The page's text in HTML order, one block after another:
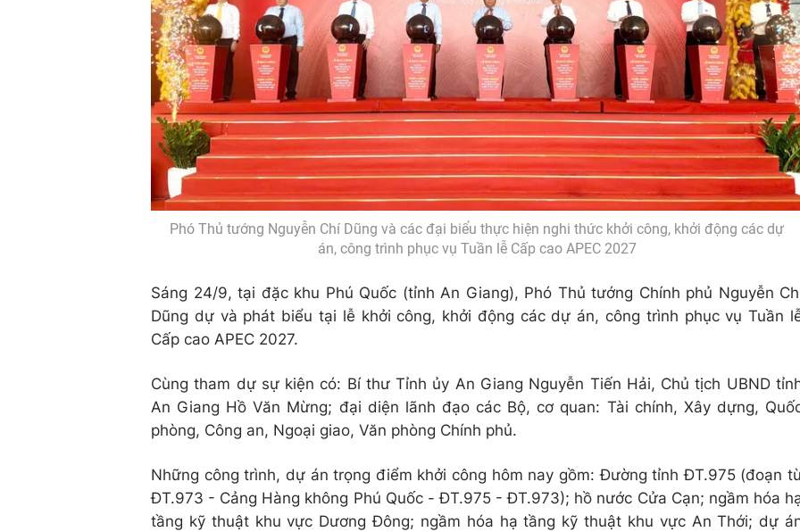
Phó Thủ tướng Nguyễn Chí Dũng và các đại biểu thực hiện nghi thức khởi công, khởi động các dự
án, công trình phục vụ Tuần lễ Cấp cao APEC 2027
Sáng 24/9, tại đặc khu Phú Quốc (tỉnh An Giang), Phó Thủ tướng Chính phủ Nguyễn
Dũng dự và phát biểu tại lễ khởi công, khởi động các dự án, công trình phục vụ Tuần
Cấp cao APEC 2027.
Cùng tham dự sự kiện có: Bí thư Tỉnh ủy An Giang Nguyễn Tiến Hải, Chủ tịch UBND
An Giang Hồ Văn Mừng; đại diện lãnh đạo các Bộ, cơ quan: Tài chính, Xây dựng,
phòng, Công an, Ngoại giao, Văn phòng Chính phủ.
Những công trình, dự án trọng điểm khởi công hôm nay gồm: Đường tỉnh ĐT.975 (đoạn
ĐT.973 - Cảng Hàng không Phú Quốc - ĐT.975 - ĐT.973); hồ nước Cửa Cạn; ngầm hóa
tầng kỹ thuật khu vực Dương Đông; ngầm hóa hạ tầng kỹ thuật khu vực An Thới; dự